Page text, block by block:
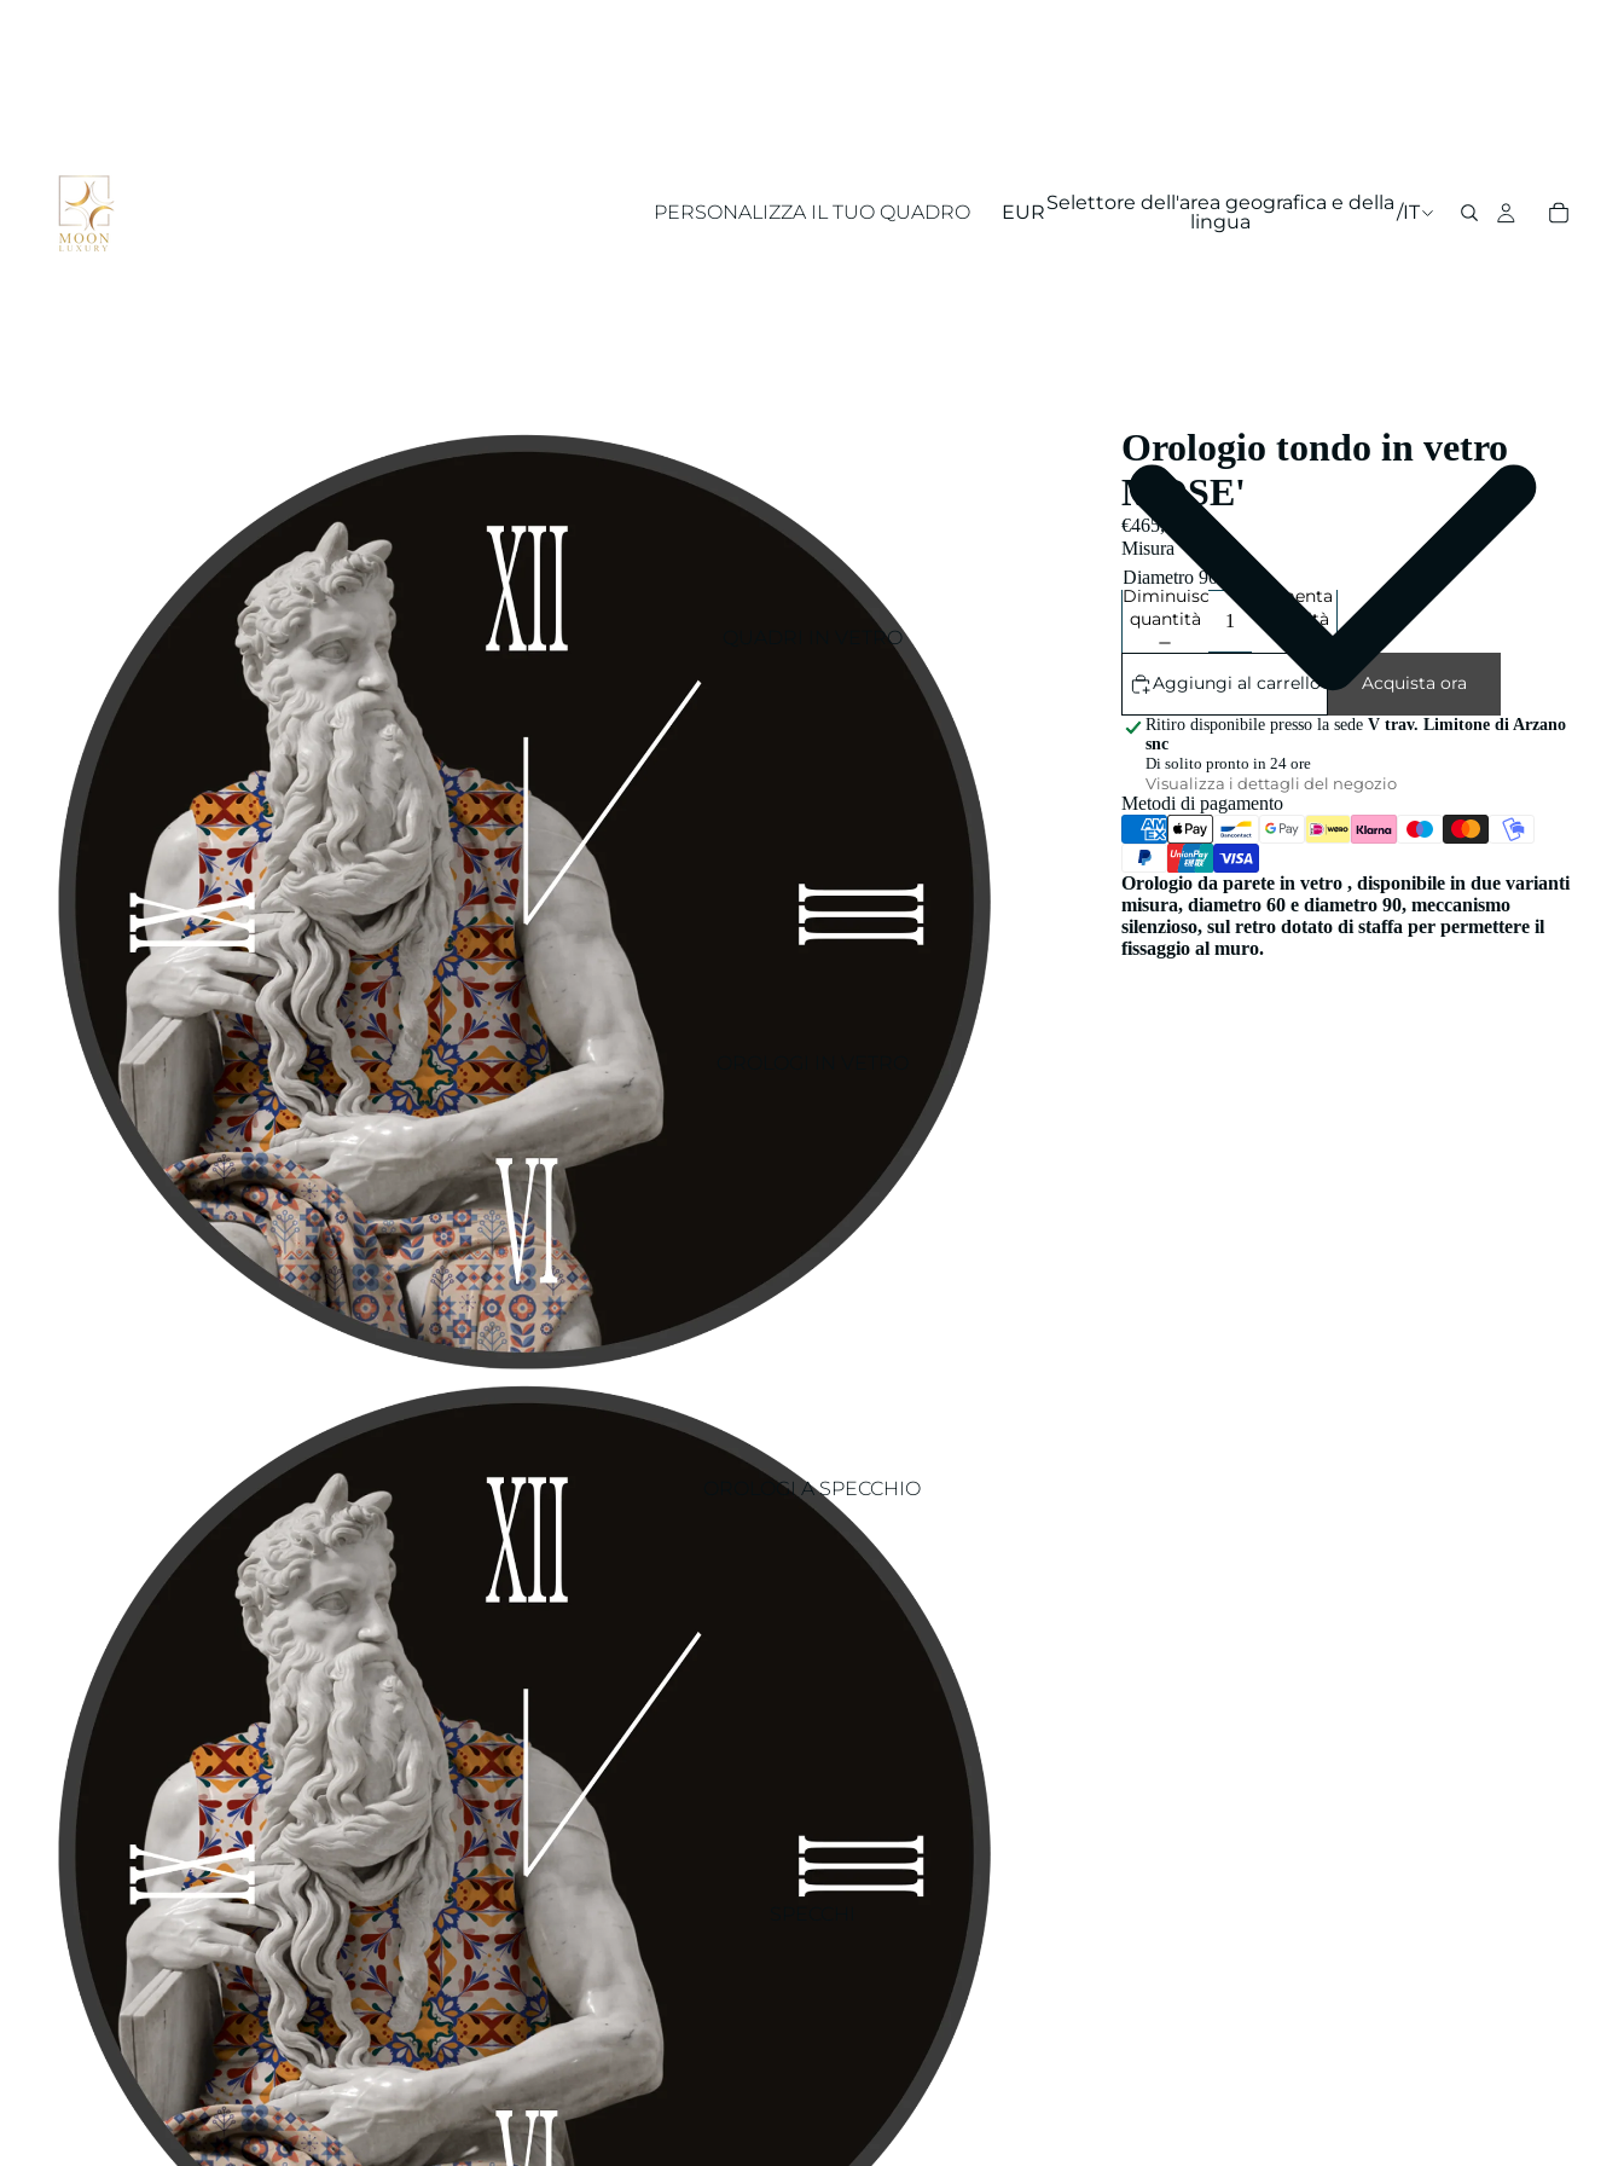
PERSONALIZZA IL TUO QUADRO
QUADRI IN VETRO
OROLOGI A SPECCHIO
EURSelettore dell'area geografica e della
lingua
/IT
Orologio tondo in vetro
MOSE'
€465,00
Misura
Diminuisci
quantità
Aumenta
quantità
Aggiungi al carrello Acquista ora
Ritiro disponibile presso la sede V trav. Limitone di Arzano
snc
Di solito pronto in 24 ore
Visualizza i dettagli del negozio
Metodi di pagamento
Orologio da parete in vetro , disponibile in due varianti
misura, diametro 60 e diametro 90, meccanismo
silenzioso, sul retro dotato di staffa per permettere il
fissaggio al muro.